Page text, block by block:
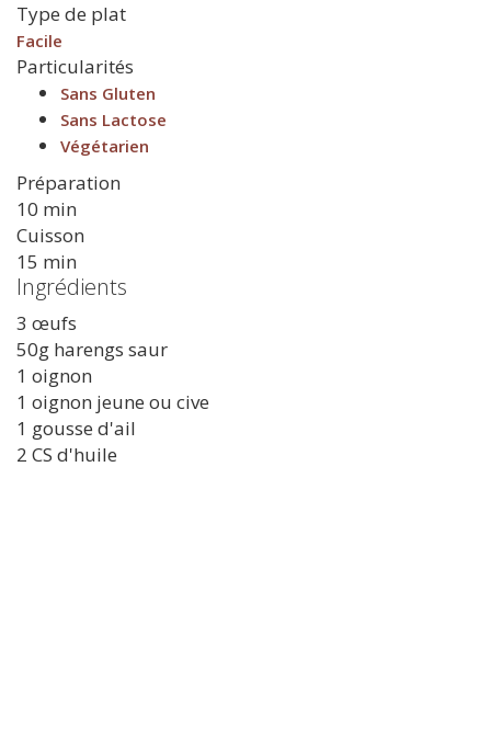
Type de plat
Facile
Particularités
Sans Gluten
Sans Lactose
Végétarien
Préparation
10 min
Cuisson
15 min
Ingrédients
3 œufs
50g harengs saur
1 oignon
1 oignon jeune ou cive
1 gousse d'ail
2 CS d'huile